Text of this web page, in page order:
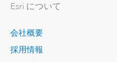
Esri について
会社概要
採用情報